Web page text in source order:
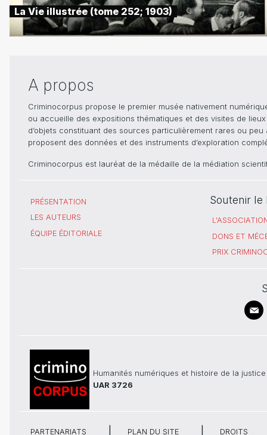
La Vie illustrée (tome 252; 1903)
A propos
Criminocorpus propose le premier musée nativement
ou accueille des expositions thématiques et des visites de
d’objets constituant des sources particulièrement rares ou
proposent des données et des instruments d’exploration
Criminocorpus est lauréat de la médaille de la médiation
PRÉSENTATION
LES AUTEURS
ÉQUIPE ÉDITORIALE
Soutenir le
DONS ET
PRIX
Humanités numériques et histoire de la justice
UAR 3726
PARTENARIATS PLAN DU SITE DROITS